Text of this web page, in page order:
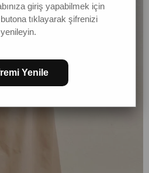
giriş yapabilmek için
tıklayarak şifrenizi
yenileyin.
Yenile